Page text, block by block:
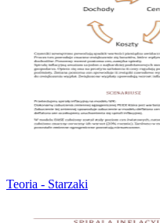
Teoria - Starzaki